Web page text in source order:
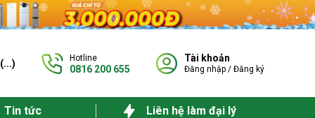
(...) Hotline
0816 200 655
Tài khoản
Đăng nhập / Đăng ký
Tin tức Liên hệ làm đại lý